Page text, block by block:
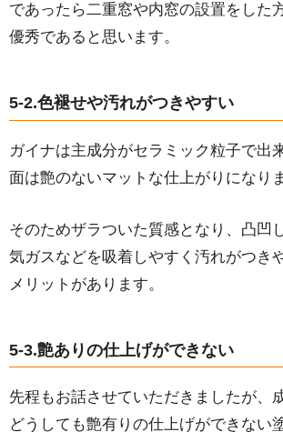
であったら二重窓や内窓の設置をした
優秀であると思います。
5-2.色褪せや汚れがつきやすい
ガイナは主成分がセラミック粒子で出
面は艶のないマットな仕上がりになり
そのためザラついた質感となり、凸凹
気ガスなどを吸着しやすく汚れがつき
メリットがあります。
5-3.艶ありの仕上げができない
先程もお話させていただきましたが、
どうしても艶有りの仕上げができない